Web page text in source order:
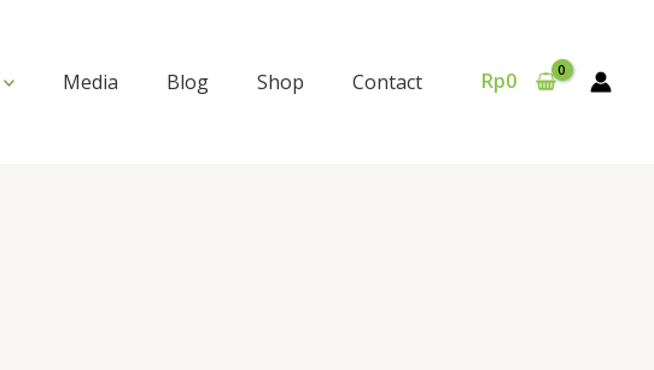
Media Blog Shop Contact Rp0